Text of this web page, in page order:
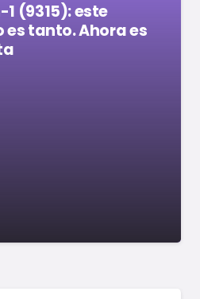
1 (9315): este
tanto. Ahora es